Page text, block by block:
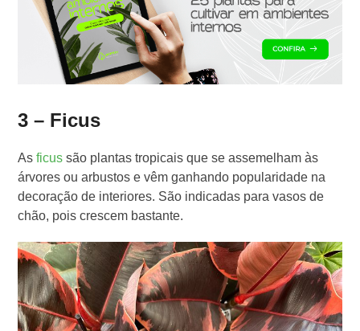
3 – Ficus
Asficus são plantas tropicais que se assemelham às
árvores ou arbustos e vêm ganhando popularidade na
decoração de interiores. São indicadas para vasos de
chão, pois crescem bastante.